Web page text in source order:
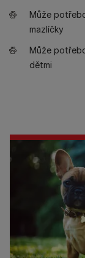
Může
mazlíčky
Může
dětmi